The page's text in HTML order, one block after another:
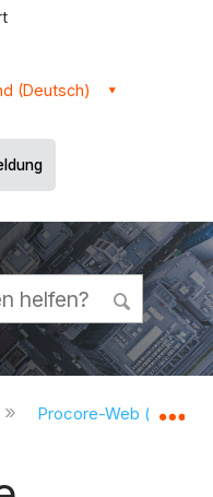
(Deutsch)
auf- und
Procore-Web